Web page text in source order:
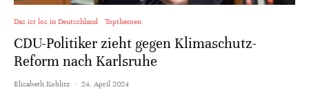
Das ist los in Deutschland Topthemen
CDU-Politiker zieht gegen Klimaschutz-
Reform nach Karlsruhe
Elisabeth Koblitz · 24. April 2024